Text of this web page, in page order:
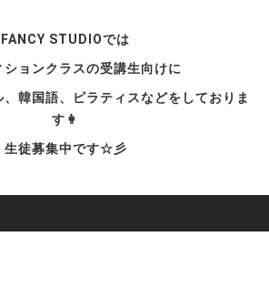
FANCY STUDIOでは
ションクラスの受講生向けに
韓国語、ピラティスなどをしておりま
す👩
生徒募集中です☆彡